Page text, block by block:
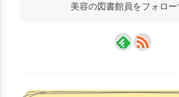
美容の図書館員をフォロー